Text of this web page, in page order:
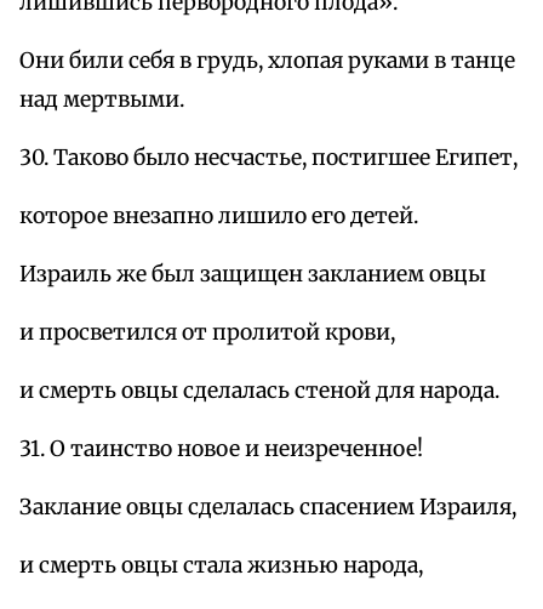
Они били себя в грудь, хлопая руками в танце
над мертвыми.
30. Таково было несчастье, постигшее Египет,
которое внезапно лишило его детей.
Израиль же был защищен закланием овцы
и просветился от пролитой крови,
и смерть овцы сделалась стеной для народа.
31. О таинство новое и неизреченное!
Заклание овцы сделалась спасением Израиля,
и смерть овцы стала жизнью народа,